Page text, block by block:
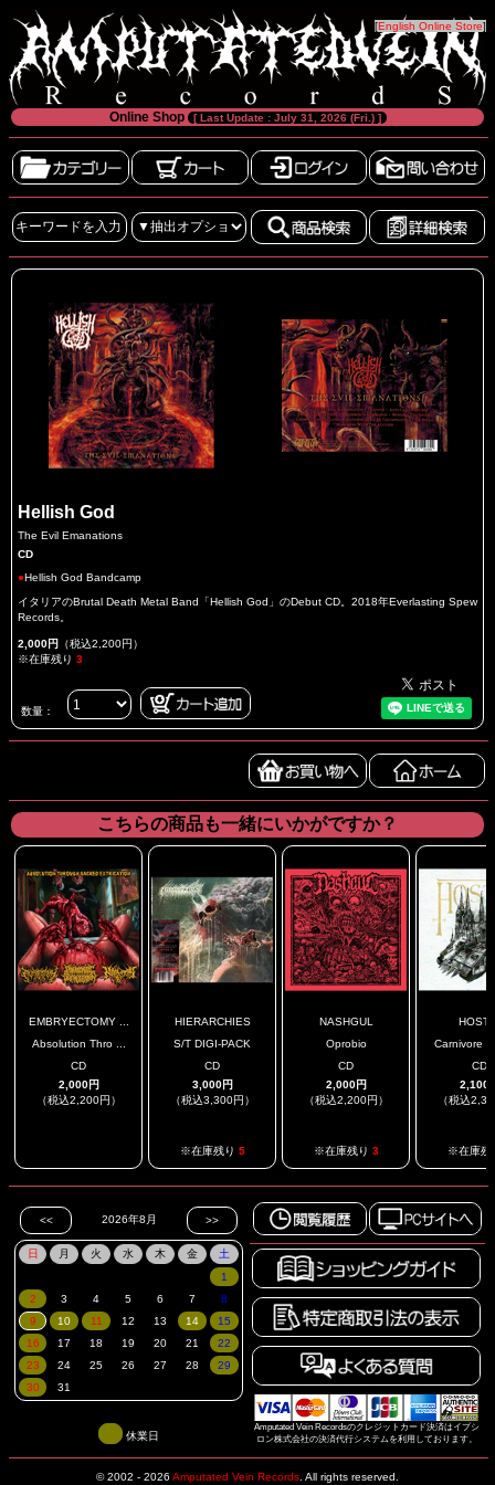
[English Online Store]
Online Shop [ Last Update : July 31, 2026 (Fri.) ]
Hellish God
The Evil Emanations
CD
●Hellish God Bandcamp
イタリアのBrutal Death Metal Band「Hellish God」のDebut CD。2018年Everlasting Spew
Records。
2,000円 （税込2,200円）
※在庫残り 3
数量：
こちらの商品も一緒にいかがですか？
EMBRYECTOMY ...
Absolution Thro ...
CD
2,000円
（税込2,200円）
HIERARCHIES
S/T DIGI-PACK
CD
3,000円
（税込3,300円）
※在庫残り 5
NASHGUL
Oprobio
CD
2,000円
（税込2,200円）
※在庫残り 3
Carnivore
CD
2,100
（税込
※在庫残
Amputated Vein Recordsのクレジットカード決済はイプシ
ロン株式会社の決済代行システムを利用しております。
休業日
© 2002 - 2026 Amputated Vein Records All rights reserved.